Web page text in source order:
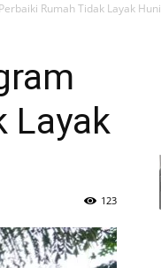
Rumah Tidak Layak Huni
Layak
123